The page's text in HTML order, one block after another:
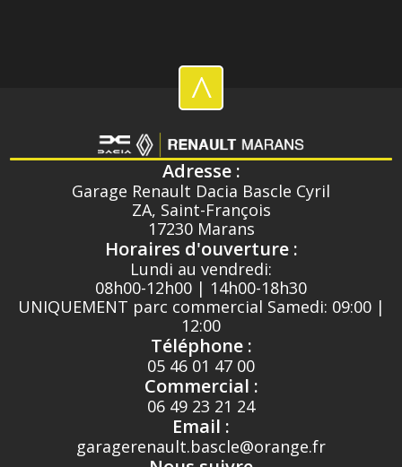
^
Adresse :
Garage Renault Dacia Bascle Cyril
ZA, Saint-François
17230 Marans
Horaires d'ouverture :
Lundi au vendredi:
08h00-12h00 | 14h00-18h30
UNIQUEMENT parc commercial Samedi: 09:00 |
12:00
Téléphone :
05 46 01 47 00
Commercial :
06 49 23 21 24
Email :
garagerenault.bascle@orange.fr